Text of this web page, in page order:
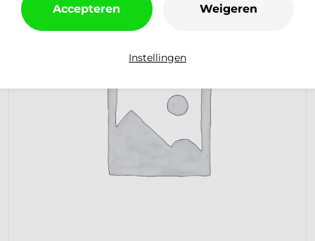
Accepteren Weigeren
Instellingen